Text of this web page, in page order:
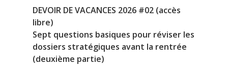
DEVOIR DE VACANCES 2026 #02 (accès
libre)
Sept questions basiques pour réviser les
dossiers stratégiques avant la rentrée
(deuxième partie)